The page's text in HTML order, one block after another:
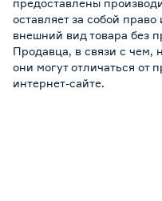
предоставлены
оставляет за собой
внешний вид товара без
Продавца, в связи с чем,
они могут отличаться от
интернет-сайте.